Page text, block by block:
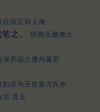
任叔正归上海
之。 悼熊元修徵士
张升远之通州幕官
妇辞为王佐妻万氏作
言 其五